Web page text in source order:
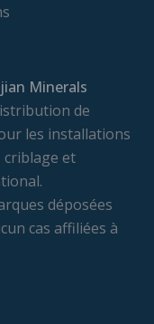
Minerals
de
les installations
criblage et
déposées
cas affiliées à